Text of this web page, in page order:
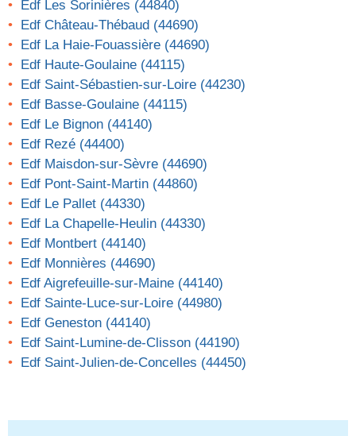
Edf Les Sorinières (44840)
Edf Château-Thébaud (44690)
Edf La Haie-Fouassière (44690)
Edf Haute-Goulaine (44115)
Edf Saint-Sébastien-sur-Loire (44230)
Edf Basse-Goulaine (44115)
Edf Le Bignon (44140)
Edf Rezé (44400)
Edf Maisdon-sur-Sèvre (44690)
Edf Pont-Saint-Martin (44860)
Edf Le Pallet (44330)
Edf La Chapelle-Heulin (44330)
Edf Montbert (44140)
Edf Monnières (44690)
Edf Aigrefeuille-sur-Maine (44140)
Edf Sainte-Luce-sur-Loire (44980)
Edf Geneston (44140)
Edf Saint-Lumine-de-Clisson (44190)
Edf Saint-Julien-de-Concelles (44450)